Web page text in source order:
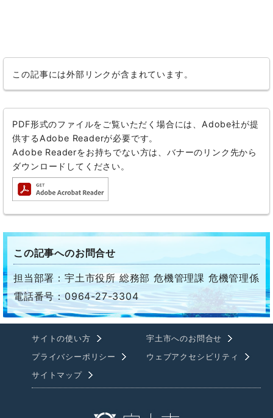
この記事には外部リンクが含まれています。
PDF形式のファイルをご覧いただく場合には、Adobe社が提
供するAdobe Readerが必要です。
Adobe Readerをお持ちでない方は、バナーのリンク先から
ダウンロードしてください。
この記事へのお問合せ
担当部署：宇土市役所 総務部 危機管理課 危機管理係
電話番号：0964-27-3304
サイトの使い方
宇土市へのお問合せ
プライバシーポリシー
ウェブアクセシビリティ
サイトマップ